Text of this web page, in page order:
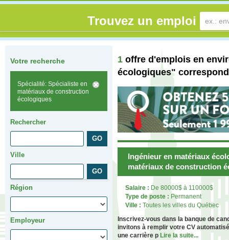
Trouvez un emploi
Votre recherche
Spécialité: Spécialiste en
matériaux de construction
écologiques
Rechercher
Ville
Région
Employeur
1 offre d'emplois en
écologiques"
Ingénieur en matériaux
matériaux de construction
Salaire : De 80000$ à 110000$
Type de poste : Permanent
Ville : Toutes les villes du Québec
Inscrivez-vous dans la banque de
invitons à remplir votre CV
une carrière p Lire la suite...